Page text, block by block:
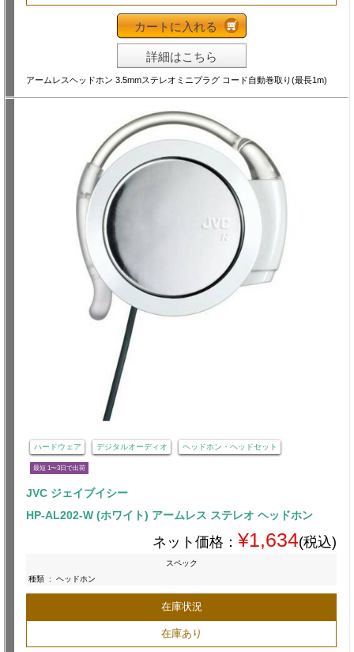
カートに入れる
詳細はこちら
アームレスヘッドホン 3.5mmステレオミニプラグ コード自動巻取り(最長1m)
ハードウェア デジタルオーディオ ヘッドホン・ヘッドセット
最短 1〜3日で出荷
JVC ジェイブイシー
HP-AL202-W (ホワイト) アームレス ステレオ ヘッドホン
ネット価格： ¥1,634(税込)
スペック
種類 : ヘッドホン
在庫状況
在庫あり